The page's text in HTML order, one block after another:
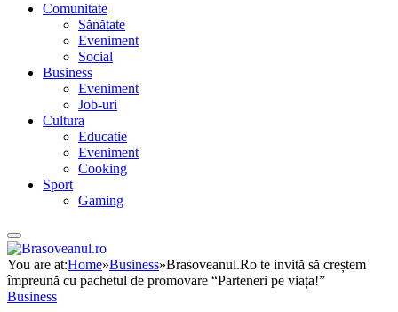
Comunitate
Sănătate
Eveniment
Social
Business
Eveniment
Job-uri
Cultura
Educatie
Eveniment
Cooking
Sport
Gaming
You are at:Home»Business»Brasoveanul.Ro te invită să creștem
împreună cu pachetul de promovare “Parteneri pe viața!”
Business